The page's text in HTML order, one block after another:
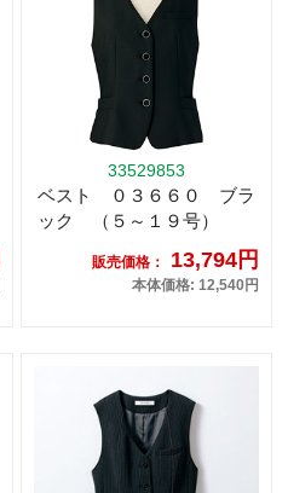
33529853
ベスト ０３６６０ ブラ
ック （５～１９号）
販売価格： 13,794円
本体価格: 12,540円